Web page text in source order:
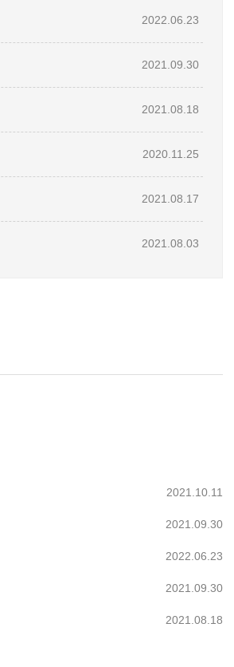
2022.06.23
2021.09.30
2021.08.18
2020.11.25
2021.08.17
2021.08.03
2021.10.11
2021.09.30
2022.06.23
2021.09.30
2021.08.18